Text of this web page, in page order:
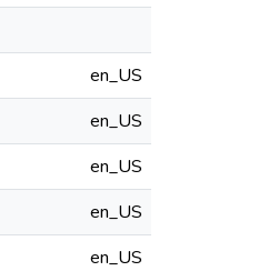
en_US
en_US
en_US
en_US
en_US